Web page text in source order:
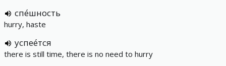
спе́шность
hurry, haste
успее́тся
there is still time, there is no need to hurry